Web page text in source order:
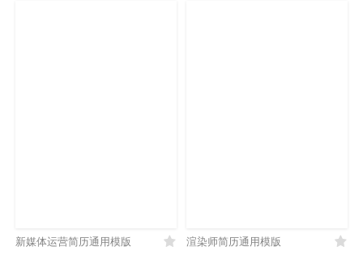
新媒体运营简历通用模版 渲染师简历通用模版